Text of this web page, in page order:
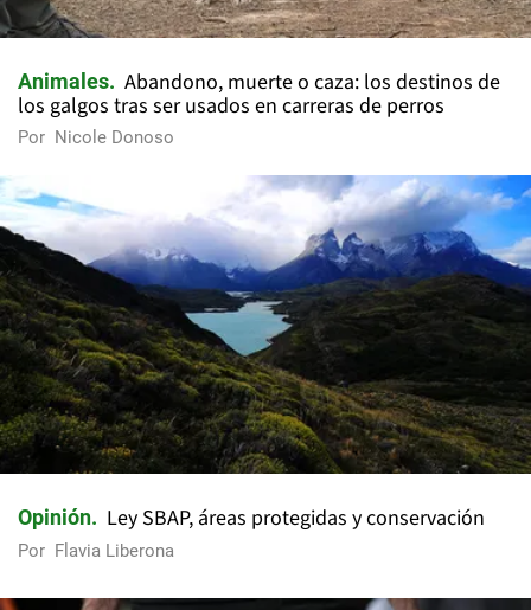
Animales
Abandono, muerte o caza: los destinos de
los galgos tras ser usados en carreras de perros
Por Nicole Donoso
Opinión Ley SBAP, áreas protegidas y conservación
Por Flavia Liberona